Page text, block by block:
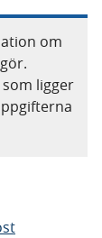
om
ligger